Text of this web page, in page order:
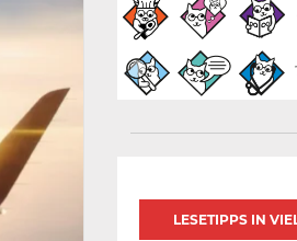
LESETIPPS IN